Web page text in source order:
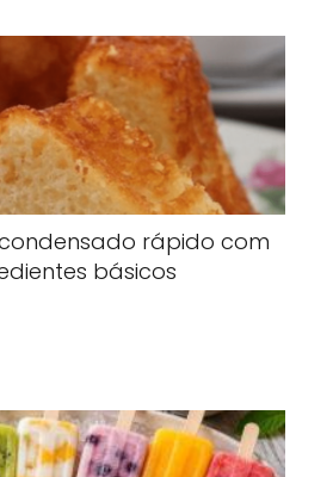
rápido com
básicos